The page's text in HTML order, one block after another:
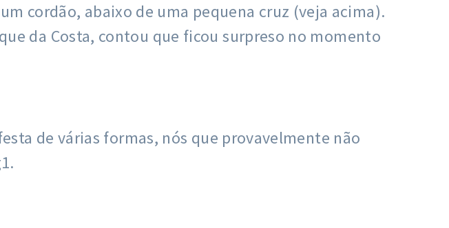
cordão, abaixo de uma pequena cruz (veja acima).
da Costa, contou que ficou surpreso no momento
de várias formas, nós que provavelmente não